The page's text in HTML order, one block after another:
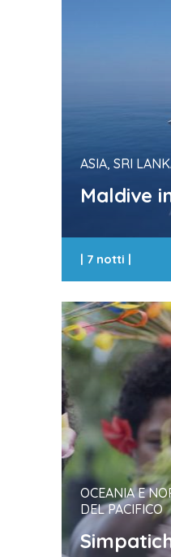
ASIA, SRI
Maldive
| 7 notti |
OCEANIA E
DEL PACIFICO